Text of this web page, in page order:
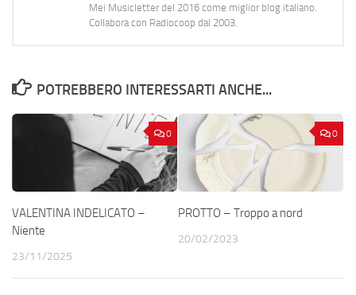
Mei Musicletter del 2016 come miglior blog italiano.
Collabora con Radiocoop dal 2003.
POTREBBERO INTERESSARTI ANCHE...
0
VALENTINA INDELICATO –
Niente
23/11/2025
0
PROTTO – Troppo a nord
20/02/2023